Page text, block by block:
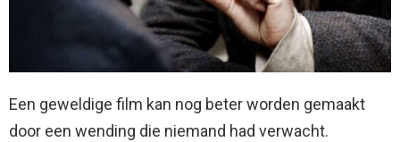
Een geweldige film kan nog beter worden gemaakt
door een wending die niemand had verwacht.